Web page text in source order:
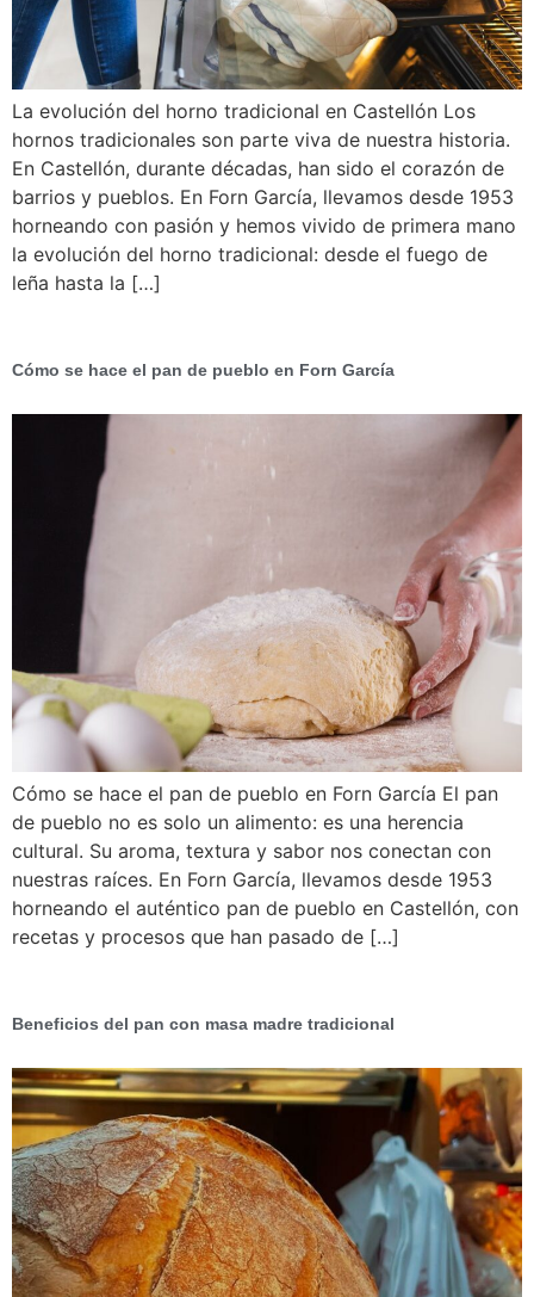
La evolución del horno tradicional en Castellón Los
hornos tradicionales son parte viva de nuestra historia.
En Castellón, durante décadas, han sido el corazón de
barrios y pueblos. En Forn García, llevamos desde 1953
horneando con pasión y hemos vivido de primera mano
la evolución del horno tradicional: desde el fuego de
leña hasta la […]
Cómo se hace el pan de pueblo en Forn García
Cómo se hace el pan de pueblo en Forn García El pan
de pueblo no es solo un alimento: es una herencia
cultural. Su aroma, textura y sabor nos conectan con
nuestras raíces. En Forn García, llevamos desde 1953
horneando el auténtico pan de pueblo en Castellón, con
recetas y procesos que han pasado de […]
Beneficios del pan con masa madre tradicional